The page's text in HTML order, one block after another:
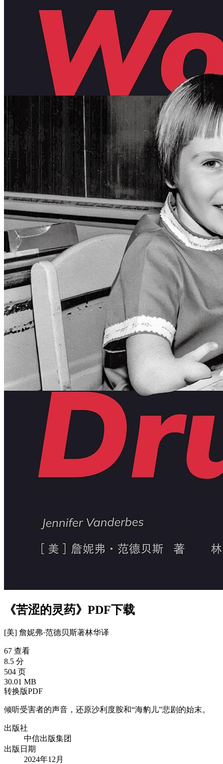
《苦涩的灵药》PDF下载
[美] 詹妮弗·范德贝斯著林华译
67 查看
8.5 分
504 页
30.01 MB
转换版PDF
倾听受害者的声音，还原沙利度胺和“海豹儿”悲剧的始末。
出版社
中信出版集团
出版日期
2024年12月